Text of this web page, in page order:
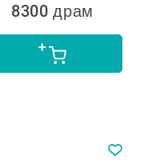
8300 драм